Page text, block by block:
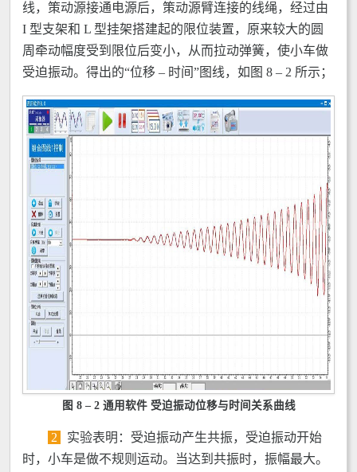
线，策动源接通电源后，策动源臂连接的线绳，经过由
I 型支架和 L 型挂架搭建起的限位装置，原来较大的圆
周牵动幅度受到限位后变小，从而拉动弹簧，使小车做
受迫振动。得出的“位移 – 时间”图线，如图 8 – 2 所示；
图 8 – 2 通用软件 受迫振动位移与时间关系曲线
2
实验表明：受迫振动产生共振，受迫振动开始
时，小车是做不规则运动。当达到共振时，振幅最大。